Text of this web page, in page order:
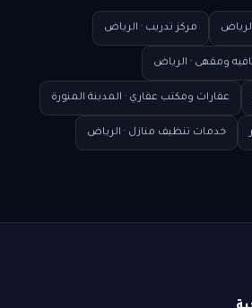
مركز تدريب · الرياض
ومقهى · الرياض
عقارات ومكتب عقاري · المدينة المنورة
خدمات تنظيف منازل · الرياض